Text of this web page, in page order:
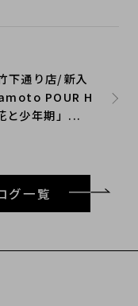
下通り店/新入
POUR H
と少年期」...
グ一覧